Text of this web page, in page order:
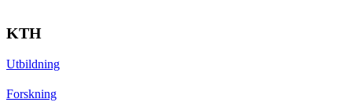
KTH
Utbildning
Forskning